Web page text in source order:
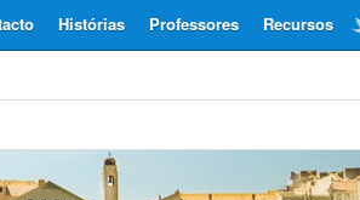
Recursos
Professores
Histórias